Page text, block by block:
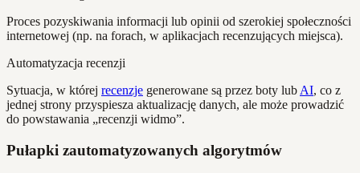
Proces pozyskiwania informacji lub opinii od szerokiej społeczności
internetowej (np. na forach, w aplikacjach recenzujących miejsca).
Automatyzacja recenzji
Sytuacja, w której recenzje generowane są przez boty lub AI, co z
jednej strony przyspiesza aktualizację danych, ale może prowadzić
do powstawania „recenzji widmo”.
Pułapki zautomatyzowanych algorytmów